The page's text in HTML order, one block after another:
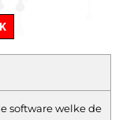
software welke de